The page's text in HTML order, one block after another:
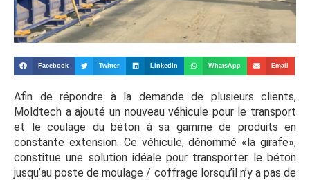
Facebook Twitter LinkedIn WhatsApp Email
Afin de répondre à la demande de plusieurs clients,
Moldtech a ajouté un nouveau véhicule pour le transport
et le coulage du béton à sa gamme de produits en
constante extension. Ce véhicule, dénommé «la girafe»,
constitue une solution idéale pour transporter le béton
jusqu’au poste de moulage / coffrage lorsqu’il n’y a pas de